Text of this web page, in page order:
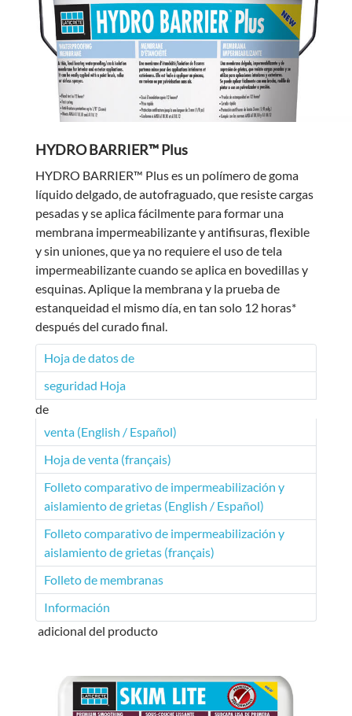
HYDRO BARRIER™ Plus
HYDRO BARRIER™ Plus es un polímero de goma
líquido delgado, de autofraguado, que resiste cargas
pesadas y se aplica fácilmente para formar una
membrana impermeabilizante y antifisuras, flexible
y sin uniones, que ya no requiere el uso de tela
impermeabilizante cuando se aplica en bovedillas y
esquinas. Aplique la membrana y la prueba de
estanqueidad el mismo día, en tan solo 12 horas*
después del curado final.
Hoja de datos de
seguridad Hoja
de
venta (English / Español)
Hoja de venta (français)
Folleto comparativo de impermeabilización y
aislamiento de grietas (English / Español)
Folleto comparativo de impermeabilización y
aislamiento de grietas (français)
Folleto de membranas
Información
adicional del producto